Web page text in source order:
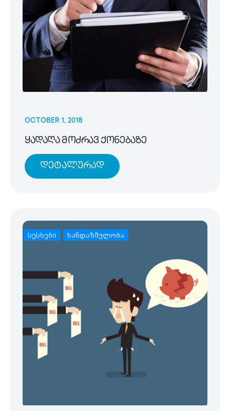
OCTOBER 1, 2018
ყადაღა მოძრავ ქონებაზე
Დეტალურად
სესხები ხანდაზმულობა